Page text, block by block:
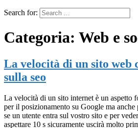
Search for:
Categoria: Web e
La velocità di un sito web
sulla seo
La velocità di un sito internet è un aspetto
per il posizionamento su Google ma anche
se un utente entra sul vostro sito e per
aspettare 10 s sicuramente uscirà molto